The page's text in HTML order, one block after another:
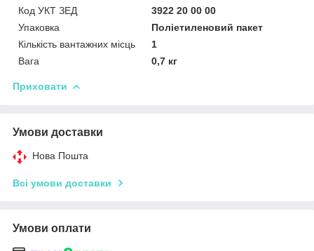
Код УКТ ЗЕД
3922 20 00 00
Упаковка
Поліетиленовий пакет
Кількість вантажних місць
1
Вага
0,7 кг
Приховати
Умови доставки
Нова Пошта
Всі умови доставки
Умови оплати